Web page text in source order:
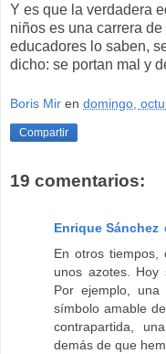
Y es que la verdadera
niños es una carrera
educadores lo saben,
dicho: se portan mal y
Boris Mir en domingo,
Compartir
19 comentarios:
Enrique Sánchez
En otros
unos azotes. Hoy
Por ejemplo,
símbolo amable
contrapartida,
demás de que